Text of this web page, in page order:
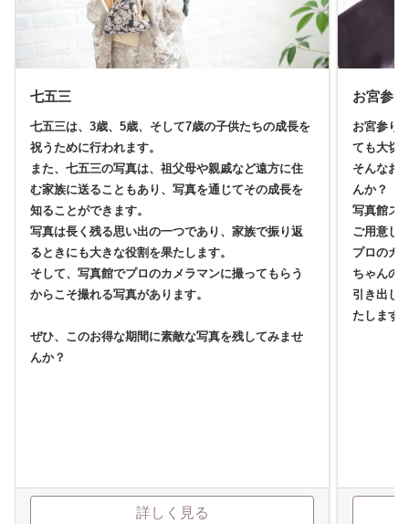
七五三
七五三は、3歳、5歳、そして7歳の子供たちの成長を
祝うために行われます。
また、七五三の写真は、祖父母や親戚など遠方に住
む家族に送ることもあり、写真を通じてその成長を
知ることができます。
写真は長く残る思い出の一つであり、家族で振り返
るときにも大きな役割を果たします。
そして、写真館でプロのカメラマンに撮ってもらう
からこそ撮れる写真があります。
ぜひ、このお得な期間に素敵な写真を残してみませ
んか？
詳しく見る
お宮参り
お宮参り
ても大切
そんなお
んか？
写真館ス
ご用意し
プロのカ
ちゃんの
引き出し
たします